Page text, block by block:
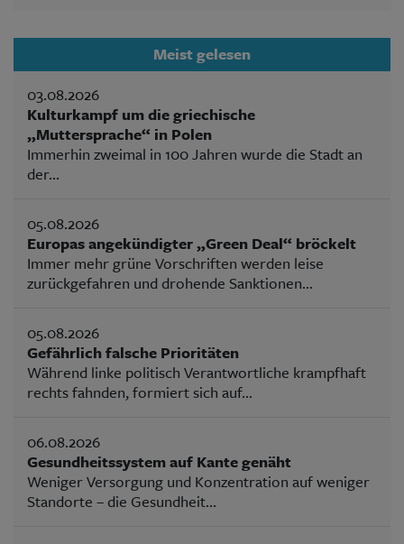
Meist gelesen
03.08.2026
Kulturkampf um die griechische
„Muttersprache“ in Polen
Immerhin zweimal in 100 Jahren wurde die Stadt an
der...
05.08.2026
Europas angekündigter „Green Deal“ bröckelt
Immer mehr grüne Vorschriften werden leise
zurückgefahren und drohende Sanktionen...
05.08.2026
Gefährlich falsche Prioritäten
Während linke politisch Verantwortliche krampfhaft
rechts fahnden, formiert sich auf...
06.08.2026
Gesundheitssystem auf Kante genäht
Weniger Versorgung und Konzentration auf weniger
Standorte – die Gesundheit...